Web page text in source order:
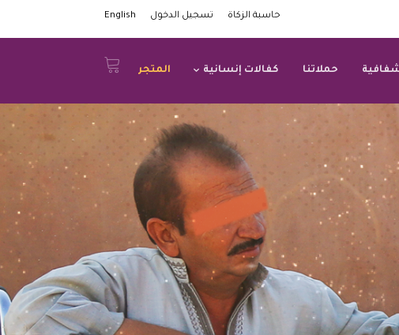
حاسبة الزكاة تسجيل الدخول English
حملاتنا كفالات إنسانية المتجر